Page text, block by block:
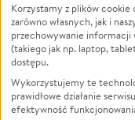
Zwierzęta
Pożar
Ukraina
Pomoc Finansowa
Projekty
Korzystamy z plików
zarówno własnych, jak i
przechowywanie informacji
(takiego jak np. laptop,
dostępu.
Wykorzystujemy te
prawidłowe działanie
efektywność